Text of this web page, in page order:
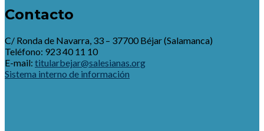
Contacto
C/ Ronda de Navarra, 33 – 37700 Béjar (Salamanca)
Teléfono: 923 40 11 10
E-mail: titularbejar@salesianas.org
Sistema interno de información